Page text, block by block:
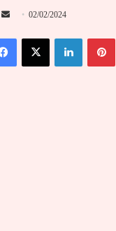
Envoyer
courriel
02/02/2024
FacebookX Linkedin